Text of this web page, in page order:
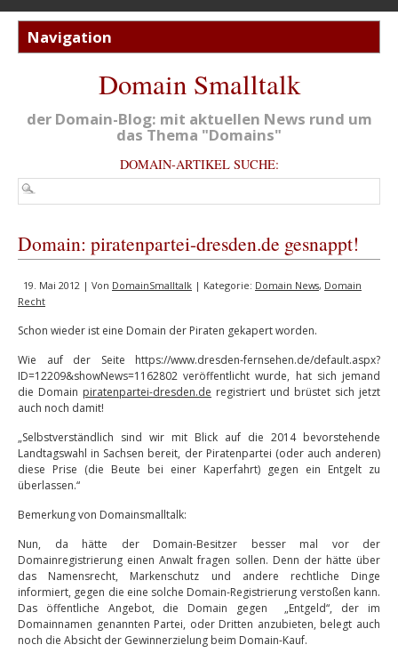
Domain Smalltalk
der Domain-Blog: mit aktuellen News rund um
das Thema "Domains"
DOMAIN-ARTIKEL SUCHE:
Domain: piratenpartei-dresden.de gesnappt!
19. Mai 2012 | Von DomainSmalltalk | Kategorie: Domain News, Domain
Recht
Schon wieder ist eine Domain der Piraten gekapert worden.
Wie auf der Seite https://www.dresden-fernsehen.de/default.aspx?
ID=12209&showNews=1162802 veröffentlicht wurde, hat sich jemand
die Domain piratenpartei-dresden.de registriert und brüstet sich jetzt
auch noch damit!
„Selbstverständlich sind wir mit Blick auf die 2014 bevorstehende
Landtagswahl in Sachsen bereit, der Piratenpartei (oder auch anderen)
diese Prise (die Beute bei einer Kaperfahrt) gegen ein Entgelt zu
überlassen.“
Bemerkung von Domainsmalltalk:
Nun, da hätte der Domain-Besitzer besser mal vor der
Domainregistrierung einen Anwalt fragen sollen. Denn der hätte über
das Namensrecht, Markenschutz und andere rechtliche Dinge
informiert, gegen die eine solche Domain-Registrierung verstoßen kann.
Das öffentliche Angebot, die Domain gegen „Entgeld“, der im
Domainnamen genannten Partei, oder Dritten anzubieten, belegt auch
noch die Absicht der Gewinnerzielung beim Domain-Kauf.